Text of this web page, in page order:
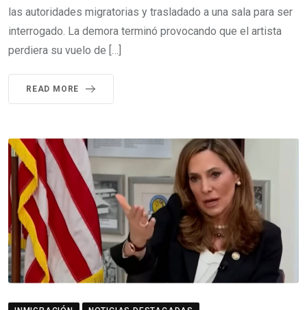
las autoridades migratorias y trasladado a una sala para ser
interrogado. La demora terminó provocando que el artista
perdiera su vuelo de […]
READ MORE